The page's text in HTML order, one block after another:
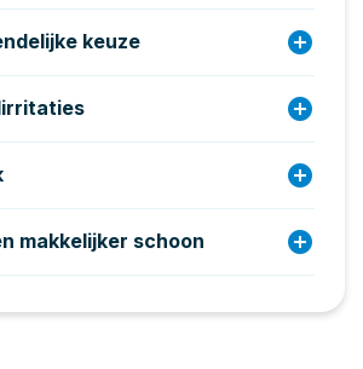
keuze add_circle
add_circle
add_circle
makkelijker schoon add_circle